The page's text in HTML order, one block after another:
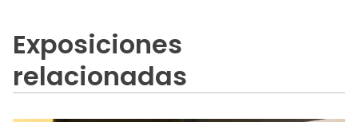
Exposiciones
relacionadas